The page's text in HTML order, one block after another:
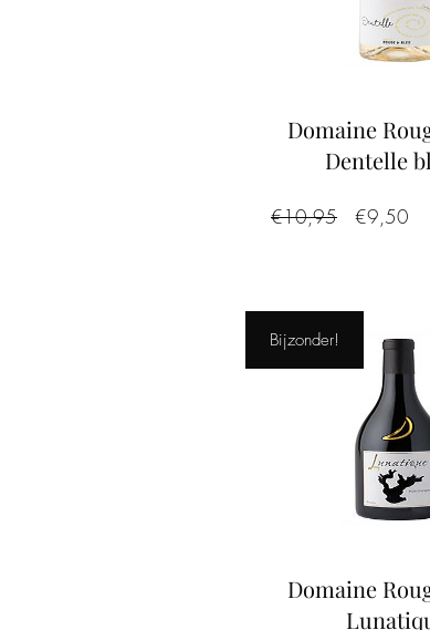
Domaine
Dentelle
€10,95
Normale
€9,50
Bijzonder!
Domaine